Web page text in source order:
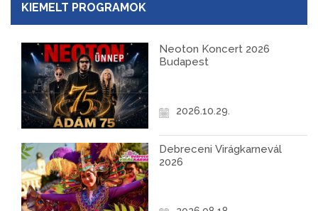
KIEMELT PROGRAMOK
Neoton Koncert 2026
Budapest
2026.10.29.
Debreceni Virágkarnevál
2026